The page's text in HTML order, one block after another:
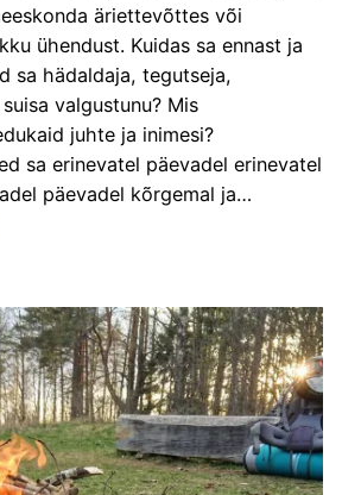
äriettevõttes või
ühendust. Kuidas sa ennast ja
sa hädaldaja, tegutseja,
valgustunu? Mis
juhte ja inimesi?
sa erinevatel päevadel erinevatel
päevadel kõrgemal ja…